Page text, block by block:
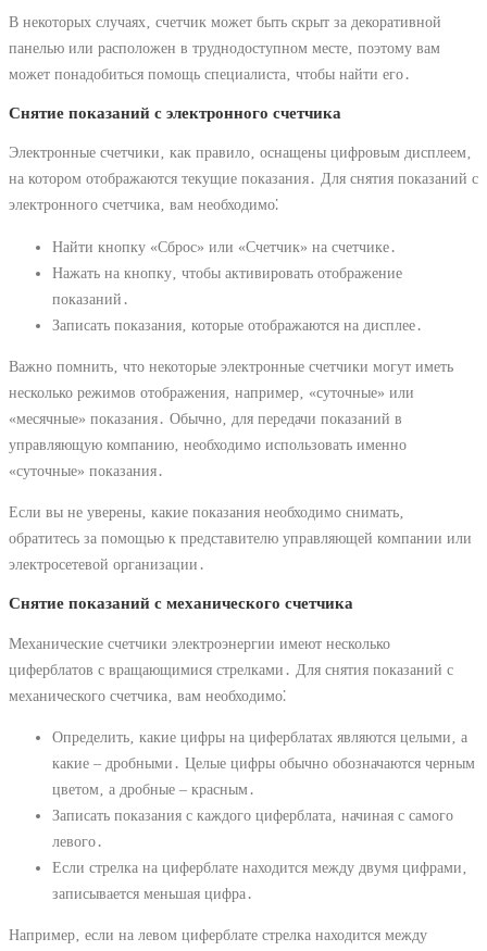
В некоторых случаях‚ счетчик может быть скрыт за декоративной
панелью или расположен в труднодоступном месте‚ поэтому вам
может понадобиться помощь специалиста‚ чтобы найти его․
Снятие показаний с электронного счетчика
Электронные счетчики‚ как правило‚ оснащены цифровым дисплеем‚
на котором отображаются текущие показания․ Для снятия показаний с
электронного счетчика‚ вам необходимо⁚
Найти кнопку «Сброс» или «Счетчик» на счетчике․
Нажать на кнопку‚ чтобы активировать отображение
показаний․
Записать показания‚ которые отображаются на дисплее․
Важно помнить‚ что некоторые электронные счетчики могут иметь
несколько режимов отображения‚ например‚ «суточные» или
«месячные» показания․ Обычно‚ для передачи показаний в
управляющую компанию‚ необходимо использовать именно
«суточные» показания․
Если вы не уверены‚ какие показания необходимо снимать‚
обратитесь за помощью к представителю управляющей компании или
электросетевой организации․
Снятие показаний с механического счетчика
Механические счетчики электроэнергии имеют несколько
циферблатов с вращающимися стрелками․ Для снятия показаний с
механического счетчика‚ вам необходимо⁚
Определить‚ какие цифры на циферблатах являются целыми‚ а
какие – дробными․ Целые цифры обычно обозначаются черным
цветом‚ а дробные – красным․
Записать показания с каждого циферблата‚ начиная с самого
левого․
Если стрелка на циферблате находится между двумя цифрами‚
записывается меньшая цифра․
Например‚ если на левом циферблате стрелка находится между